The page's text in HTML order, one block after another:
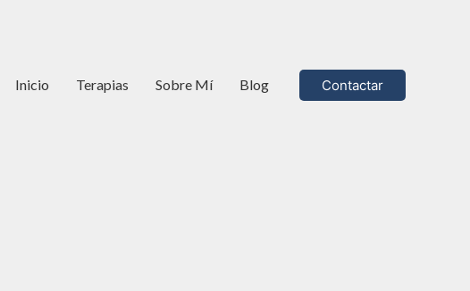
Inicio Terapias Sobre Mí Blog Contactar